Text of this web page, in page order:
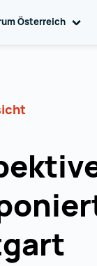
Österreich